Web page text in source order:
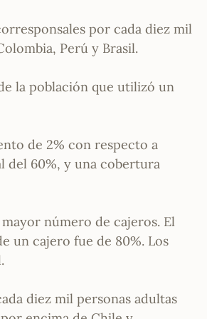
por cada diez mil
Perú y Brasil.
la población que utilizó un
de 2% con respecto a
del 60%, y una cobertura
número de cajeros. El
un cajero fue de 80%. Los
diez mil personas adultas